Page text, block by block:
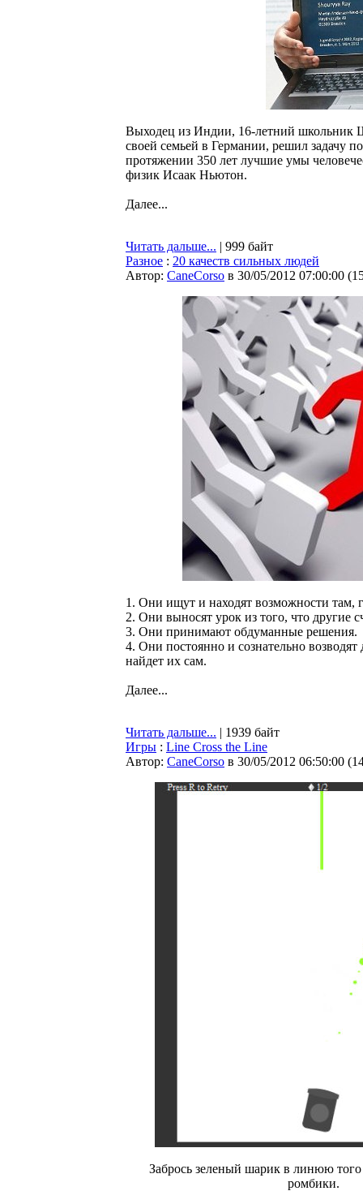
Выходец из Индии, 16-летний школьник
своей семьей в Германии, решил задачу
протяжении 350 лет лучшие умы
физик Исаак Ньютон.
Далее...
Читать дальше... | 999 байт
Разное : 20 качеств сильных людей
Автор: CaneCorso в 30/05/2012 07:00:00 (
1. Они ищут и находят возможности там,
2. Они выносят урок из того, что другие
3. Они принимают обдуманные решения.
4. Они постоянно и сознательно возводят
найдет их сам.
Далее...
Читать дальше... | 1939 байт
Игры : Line Cross the Line
Автор: CaneCorso в 30/05/2012 06:50:00 (
Забрось зеленый шарик в линюю того
ромбики.